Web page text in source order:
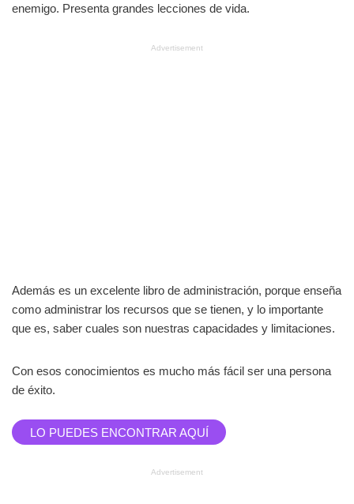
enemigo. Presenta grandes lecciones de vida.
Advertisement
Además es un excelente libro de administración, porque enseña
como administrar los recursos que se tienen, y lo importante
que es, saber cuales son nuestras capacidades y limitaciones.
Con esos conocimientos es mucho más fácil ser una persona
de éxito.
LO PUEDES ENCONTRAR AQUÍ
Advertisement